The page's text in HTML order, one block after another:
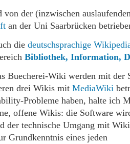
von der (inzwischen
an der Uni Saarbrücken
die deutschsprachige
Bibliothek, Information,
Buecherei-Wiki werden mit der
drei Wikis mit MediaWiki
Probleme haben, halte ich
offene Wikis: die Software
der technische Umgang mit
Grundkenntnis eines jeden